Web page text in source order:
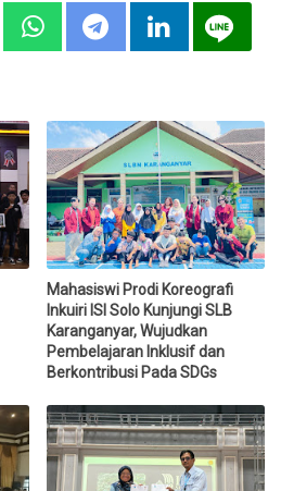
Mahasiswi Prodi Koreografi
Inkuiri ISI Solo Kunjungi SLB
Karanganyar, Wujudkan
Pembelajaran Inklusif dan
Berkontribusi Pada SDGs